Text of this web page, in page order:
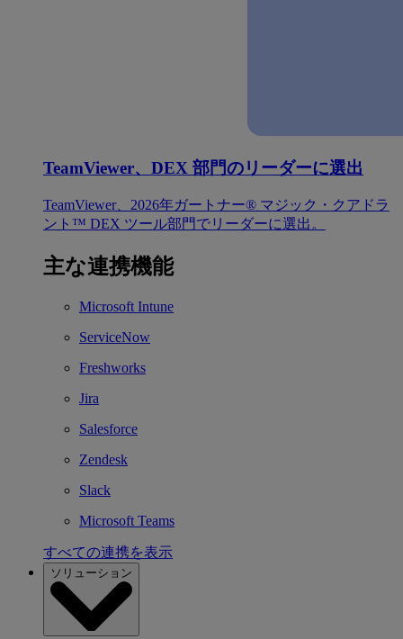
TeamViewer、DEX 部門のリーダーに選出
TeamViewer、2026年ガートナー® マジック・クアドラ
ント™ DEX ツール部門でリーダーに選出。
主な連携機能
Microsoft Intune
ServiceNow
Freshworks
Jira
Salesforce
Zendesk
Slack
Microsoft Teams
すべての連携を表示
ソリューション